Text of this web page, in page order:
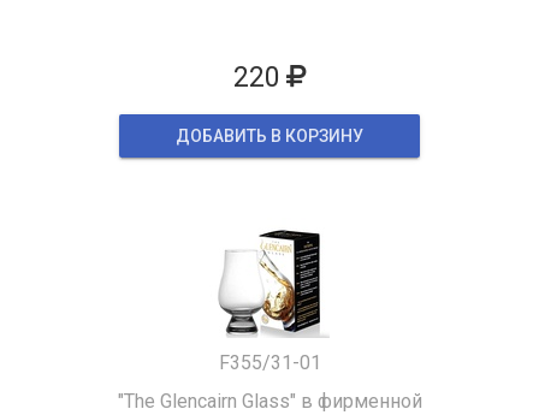
220
ДОБАВИТЬ В КОРЗИНУ
F355/31-01
"The Glencairn Glass" в фирменной